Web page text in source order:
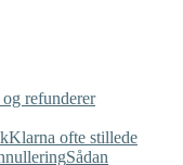
refunderer
Klarna ofte stillede
Sådan